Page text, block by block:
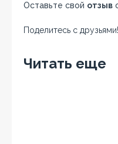
Оставьте свой отзыв
Поделитесь с друзьями!
Читать еще